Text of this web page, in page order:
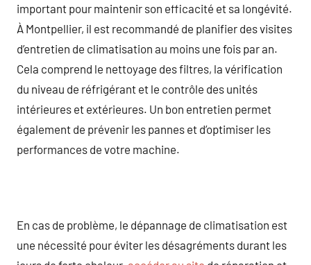
important pour maintenir son efficacité et sa longévité.
À Montpellier, il est recommandé de planifier des visites
d’entretien de climatisation au moins une fois par an.
Cela comprend le nettoyage des filtres, la vérification
du niveau de réfrigérant et le contrôle des unités
intérieures et extérieures. Un bon entretien permet
également de prévenir les pannes et d’optimiser les
performances de votre machine.
En cas de problème, le dépannage de climatisation est
une nécessité pour éviter les désagréments durant les